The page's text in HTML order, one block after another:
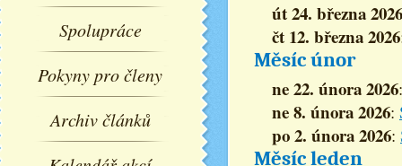
Spolupráce
Pokyny pro členy
Archiv článků
út 24. března 2026
čt 12. března 2026
Měsíc únor
ne 22. února 2026
ne 8. února 2026:
po 2. února 2026:
Měsíc leden